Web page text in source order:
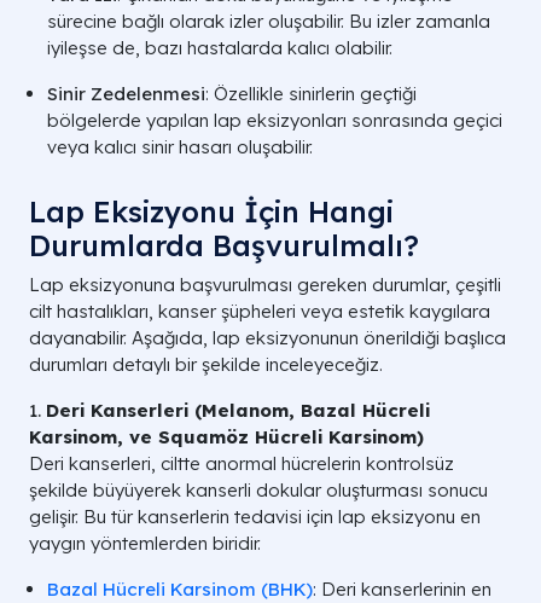
sürecine bağlı olarak izler oluşabilir. Bu izler zamanla
iyileşse de, bazı hastalarda kalıcı olabilir.
Sinir Zedelenmesi: Özellikle sinirlerin geçtiği
bölgelerde yapılan lap eksizyonları sonrasında geçici
veya kalıcı sinir hasarı oluşabilir.
Lap Eksizyonu İçin Hangi
Durumlarda Başvurulmalı?
Lap eksizyonuna başvurulması gereken durumlar, çeşitli
cilt hastalıkları, kanser şüpheleri veya estetik kaygılara
dayanabilir. Aşağıda, lap eksizyonunun önerildiği başlıca
durumları detaylı bir şekilde inceleyeceğiz.
1. Deri Kanserleri (Melanom, Bazal Hücreli
Karsinom, ve Squamöz Hücreli Karsinom)
Deri kanserleri, ciltte anormal hücrelerin kontrolsüz
şekilde büyüyerek kanserli dokular oluşturması sonucu
gelişir. Bu tür kanserlerin tedavisi için lap eksizyonu en
yaygın yöntemlerden biridir.
Bazal Hücreli Karsinom (BHK): Deri kanserlerinin en